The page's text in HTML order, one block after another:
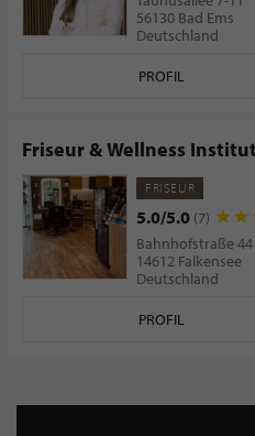
56130 Bad Ems
Deutschland
PROFIL
Friseur & Wellness
FRISEUR
5.0/5.0 (7)
Bahnhofstraße 44
14612 Falkensee
Deutschland
PROFIL